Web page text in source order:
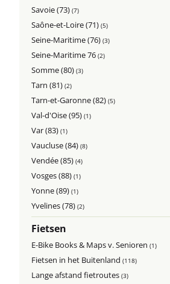
Savoie (73)(7)
Saône-et-Loire (71)(5)
Seine-Maritime (76)(3)
Seine-Maritime 76(2)
Somme (80)(3)
Tarn (81)(2)
Tarn-et-Garonne (82)(5)
Val-d'Oise (95)(1)
Var (83)(1)
Vaucluse (84)(8)
Vendée (85)(4)
Vosges (88)(1)
Yonne (89)(1)
Yvelines (78)(2)
Fietsen
E-Bike Books & Maps v. Senioren(1)
Fietsen in het Buitenland(118)
Lange afstand fietroutes(3)